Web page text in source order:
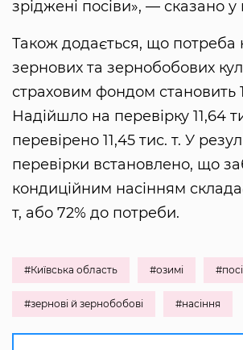
зріджені посіви», — сказано у
Також додається, що потреба
зернових та зернобобових
страховим фондом становить
Надійшло на перевірку 11,64
перевірено 11,45 тис. т. У
перевірки встановлено, що
кондиційним насінням
т, або 72% до потреби.
#Київська область #озимі
#зернові й зернобобові #насіння